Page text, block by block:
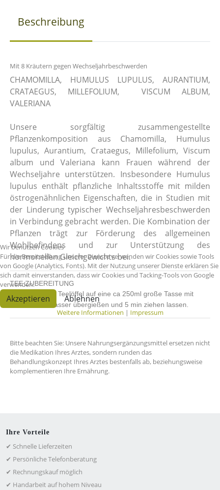
Beschreibung
Mit 8 Kräutern gegen Wechseljahrbeschwerden
CHAMOMILLA, HUMULUS LUPULUS, AURANTIUM,
CRATAEGUS, MILLEFOLIUM, VISCUM ALBUM,
VALERIANA
Unsere sorgfältig zusammengestellte
Pflanzenkomposition aus Chamomilla, Humulus
lupulus, Aurantium, Crataegus, Millefolium, Viscum
album und Valeriana kann Frauen während der
Wechseljahre unterstützen. Insbesondere Humulus
lupulus enthält pflanzliche Inhaltsstoffe mit milden
östrogenähnlichen Eigenschaften, die in Studien mit
der Linderung typischer Wechseljahresbeschwerden
in Verbindung gebracht werden. Die Kombination der
Pflanzen trägt zur Förderung des allgemeinen
Wohlbefindens und zur Unterstützung des
hormonellen Gleichgewichts bei.
TEE ZUBEREITUNG
1 gestrichenen Teelöffel auf eine ca 250ml große Tasse mit
kochendem Wasser übergießen und 5 min ziehen lassen.
Bitte beachten Sie: Unsere Nahrungsergänzungsmittel ersetzen nicht
die Medikation Ihres Arztes, sondern runden das
Behandlungskonzept Ihres Arztes bestenfalls ab, beziehungsweise
komplementieren Ihre Ernährung.
Ihre Vorteile
✔ Schnelle Lieferzeiten
✔ Persönliche Telefonberatung
✔ Rechnungskauf möglich
✔ Handarbeit auf hohem Niveau
Wir benutzen Cookies
Für die Bereitstellung unserer Dienste verwenden wir Cookies sowie Tools
von Google (Analytics, Fonts). Mit der Nutzung unserer Dienste erklären Sie
sich damit einverstanden, dass wir Cookies und Tacking-Tools von Google
verwenden.
Akzeptieren Ablehnen
Weitere Informationen | Impressum